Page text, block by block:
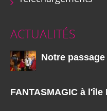
ACTUALITÉS
Notre
FANTASMAGIC à l'île